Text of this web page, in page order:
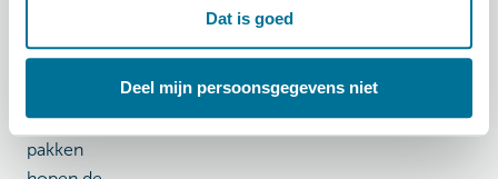
Dat is goed
Deel mijn persoonsgegevens niet
de
aan te
pakken